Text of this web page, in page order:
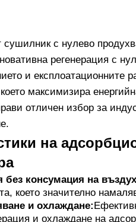
с нулево
регенерация с
и експлоатационните
максимизира
отличен избор за
на
без консумация на
което значително
и охлаждане:
и охлаждане на